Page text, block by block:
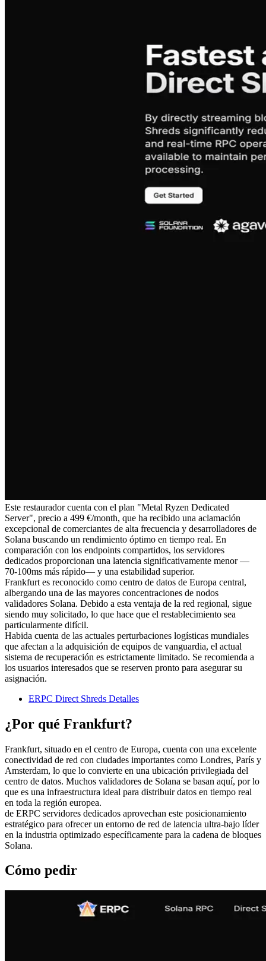
Este restaurador cuenta con el plan "Metal Ryzen Dedicated
Server", precio a 499 €/month, que ha recibido una aclamación
excepcional de comerciantes de alta frecuencia y desarrolladores de
Solana buscando un rendimiento óptimo en tiempo real. En
comparación con los endpoints compartidos, los servidores
dedicados proporcionan una latencia significativamente menor —
70-100ms más rápido— y una estabilidad superior.
Frankfurt es reconocido como centro de datos de Europa central,
albergando una de las mayores concentraciones de nodos
validadores Solana. Debido a esta ventaja de la red regional, sigue
siendo muy solicitado, lo que hace que el restablecimiento sea
particularmente difícil.
Habida cuenta de las actuales perturbaciones logísticas mundiales
que afectan a la adquisición de equipos de vanguardia, el actual
sistema de recuperación es estrictamente limitado. Se recomienda a
los usuarios interesados que se reserven pronto para asegurar su
asignación.
ERPC Direct Shreds Detalles
¿Por qué Frankfurt?
Frankfurt, situado en el centro de Europa, cuenta con una excelente
conectividad de red con ciudades importantes como Londres, París y
Amsterdam, lo que lo convierte en una ubicación privilegiada del
centro de datos. Muchos validadores de Solana se basan aquí, por lo
que es una infraestructura ideal para distribuir datos en tiempo real
en toda la región europea.
de ERPC servidores dedicados aprovechan este posicionamiento
estratégico para ofrecer un entorno de red de latencia ultra-bajo líder
en la industria optimizado específicamente para la cadena de bloques
Solana.
Cómo pedir